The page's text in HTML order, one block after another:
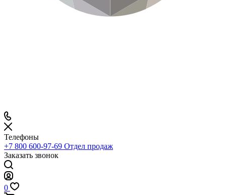
Телефоны
+7 800 600-97-69 Отдел продаж
Заказать звонок
0